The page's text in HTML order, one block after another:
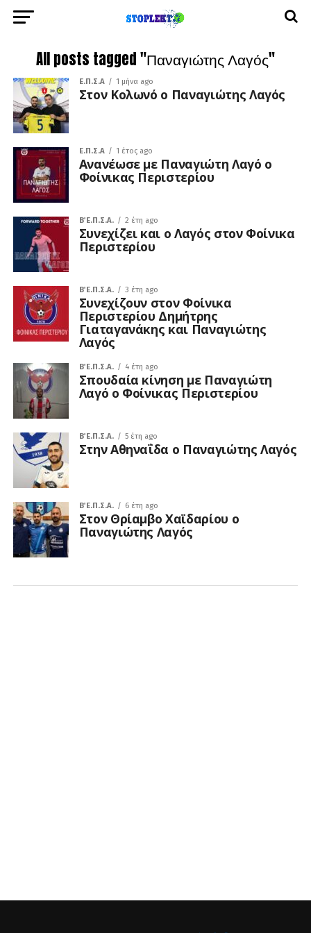
All posts tagged "Παναγιώτης Λαγός"
Ε.Π.Σ.Α 1 μήνα ago
Στον Κολωνό ο Παναγιώτης Λαγός
Ε.Π.Σ.Α 1 έτος ago
Ανανέωσε με Παναγιώτη Λαγό ο
Φοίνικας Περιστερίου
Β΄ Ε.Π.Σ.Α. 2 έτη ago
Συνεχίζει και ο Λαγός στον Φοίνικα
Περιστερίου
Β΄ Ε.Π.Σ.Α. 3 έτη ago
Συνεχίζουν στον Φοίνικα
Περιστερίου Δημήτρης
Γιαταγανάκης και Παναγιώτης
Λαγός
Β΄ Ε.Π.Σ.Α. 4 έτη ago
Σπουδαία κίνηση με Παναγιώτη
Λαγό ο Φοίνικας Περιστερίου
Β΄ Ε.Π.Σ.Α. 5 έτη ago
Στην Αθηναΐδα ο Παναγιώτης Λαγός
Β΄ Ε.Π.Σ.Α. 6 έτη ago
Στον Θρίαμβο Χαϊδαρίου ο
Παναγιώτης Λαγός